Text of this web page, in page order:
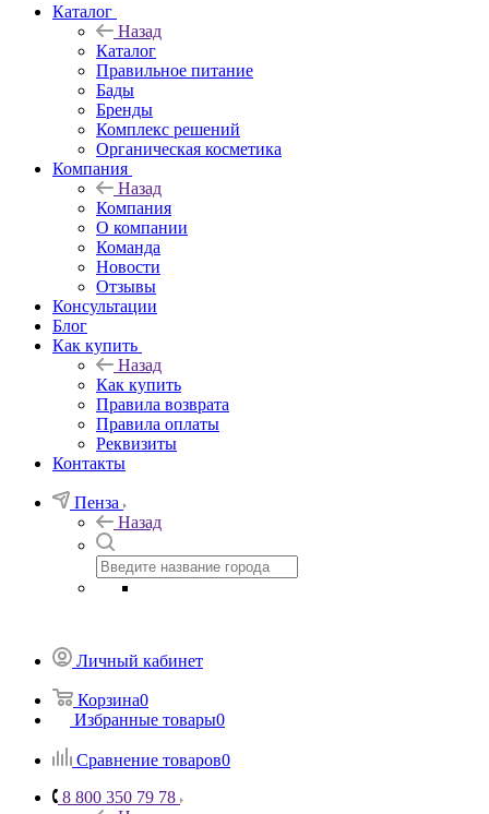
Каталог
Назад
Каталог
Правильное питание
Бады
Бренды
Комплекс решений
Органическая косметика
Компания
Назад
Компания
О компании
Команда
Новости
Отзывы
Консультации
Блог
Как купить
Назад
Как купить
Правила возврата
Правила оплаты
Реквизиты
Контакты
Пенза
Назад
Личный кабинет
Корзина0
Избранные товары0
Сравнение товаров0
8 800 350 79 78